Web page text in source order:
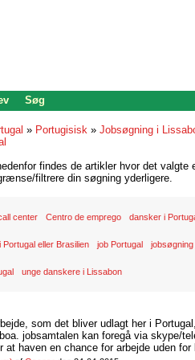
Søg
» Portugisisk » Jobsøgning i
findes de artikler hvor det valgte
filtrere din søgning yderligere.
center Centro de emprego dansker i
Portugal eller Brasilien job Portugal jobsøgning
unge danskere i Lissabon
som det bliver udlagt her i
jobsamtalen kan foregå via skype/
haven en chance for arbejde uden for